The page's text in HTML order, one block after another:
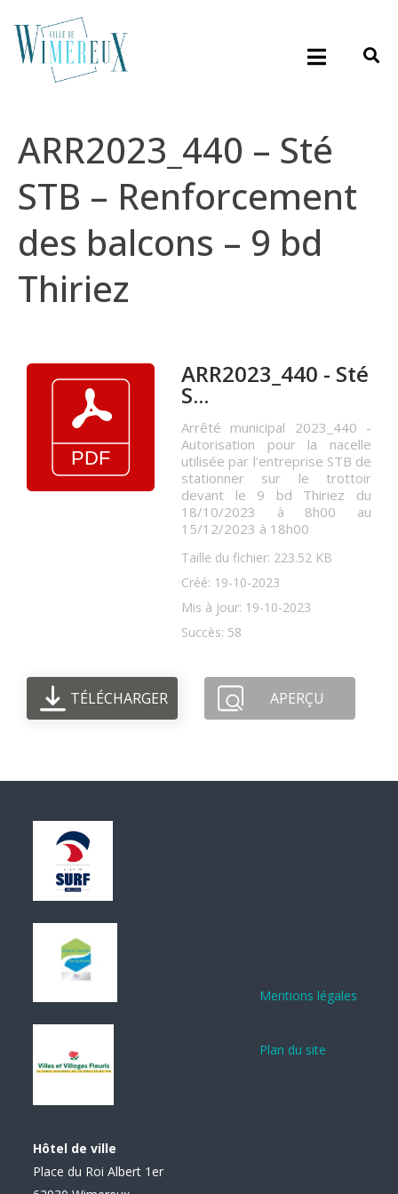
ARR2023_440 – Sté
STB – Renforcement
des balcons – 9 bd
Thiriez
ARR2023_440 - Sté
S...
Arrêté municipal 2023_440 -
Autorisation pour la nacelle
utilisée par l'entreprise STB de
stationner sur le trottoir
devant le 9 bd Thiriez du
18/10/2023 à 8h00 au
15/12/2023 à 18h00
Taille du fichier: 223.52 KB
Créé: 19-10-2023
Mis à jour: 19-10-2023
Succès: 58
TÉLÉCHARGER APERÇU
Hôtel de ville
Place du Roi Albert 1er
Mentions légales
Plan du site